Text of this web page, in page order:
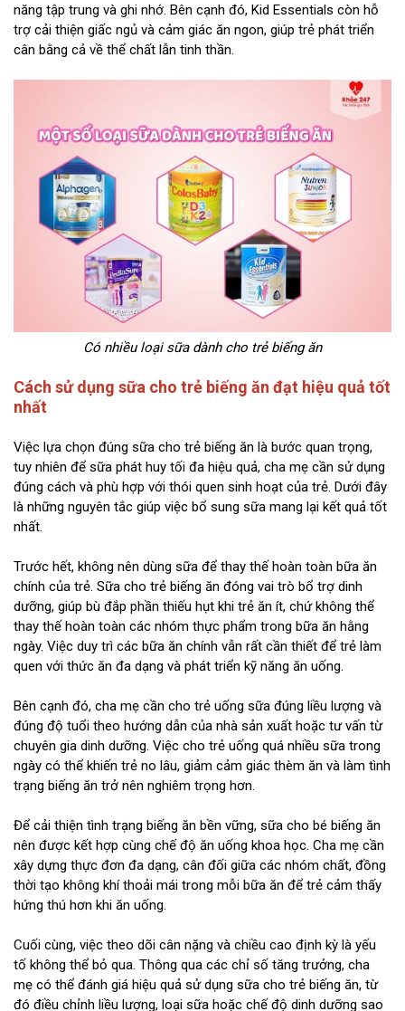
năng tập trung và ghi nhớ. Bên cạnh đó, Kid Essentials còn hỗ
trợ cải thiện giấc ngủ và cảm giác ăn ngon, giúp trẻ phát triển
cân bằng cả về thể chất lẫn tinh thần.
Có nhiều loại sữa dành cho trẻ biếng ăn
Cách sử dụng sữa cho trẻ biếng ăn đạt hiệu quả tốt
nhất
Việc lựa chọn đúng sữa cho trẻ biếng ăn là bước quan trọng,
tuy nhiên để sữa phát huy tối đa hiệu quả, cha mẹ cần sử dụng
đúng cách và phù hợp với thói quen sinh hoạt của trẻ. Dưới đây
là những nguyên tắc giúp việc bổ sung sữa mang lại kết quả tốt
nhất.
Trước hết, không nên dùng sữa để thay thế hoàn toàn bữa ăn
chính của trẻ. Sữa cho trẻ biếng ăn đóng vai trò bổ trợ dinh
dưỡng, giúp bù đắp phần thiếu hụt khi trẻ ăn ít, chứ không thể
thay thế hoàn toàn các nhóm thực phẩm trong bữa ăn hằng
ngày. Việc duy trì các bữa ăn chính vẫn rất cần thiết để trẻ làm
quen với thức ăn đa dạng và phát triển kỹ năng ăn uống.
Bên cạnh đó, cha mẹ cần cho trẻ uống sữa đúng liều lượng và
đúng độ tuổi theo hướng dẫn của nhà sản xuất hoặc tư vấn từ
chuyên gia dinh dưỡng. Việc cho trẻ uống quá nhiều sữa trong
ngày có thể khiến trẻ no lâu, giảm cảm giác thèm ăn và làm tình
trạng biếng ăn trở nên nghiêm trọng hơn.
Để cải thiện tình trạng biếng ăn bền vững, sữa cho bé biếng ăn
nên được kết hợp cùng chế độ ăn uống khoa học. Cha mẹ cần
xây dựng thực đơn đa dạng, cân đối giữa các nhóm chất, đồng
thời tạo không khí thoải mái trong mỗi bữa ăn để trẻ cảm thấy
hứng thú hơn khi ăn uống.
Cuối cùng, việc theo dõi cân nặng và chiều cao định kỳ là yếu
tố không thể bỏ qua. Thông qua các chỉ số tăng trưởng, cha
mẹ có thể đánh giá hiệu quả sử dụng sữa cho trẻ biếng ăn, từ
đó điều chỉnh liều lượng, loại sữa hoặc chế độ dinh dưỡng sao